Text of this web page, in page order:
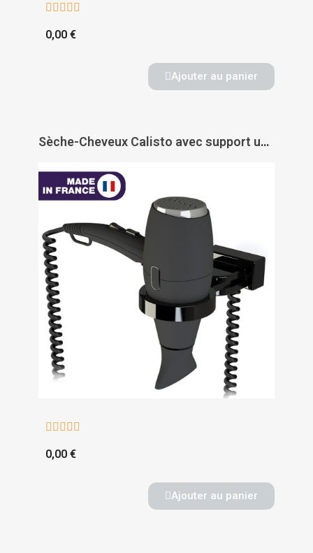
    
0,00 €
Ajouter au panier
Sèche-Cheveux Calisto avec support universel - JVD
    
0,00 €
Ajouter au panier